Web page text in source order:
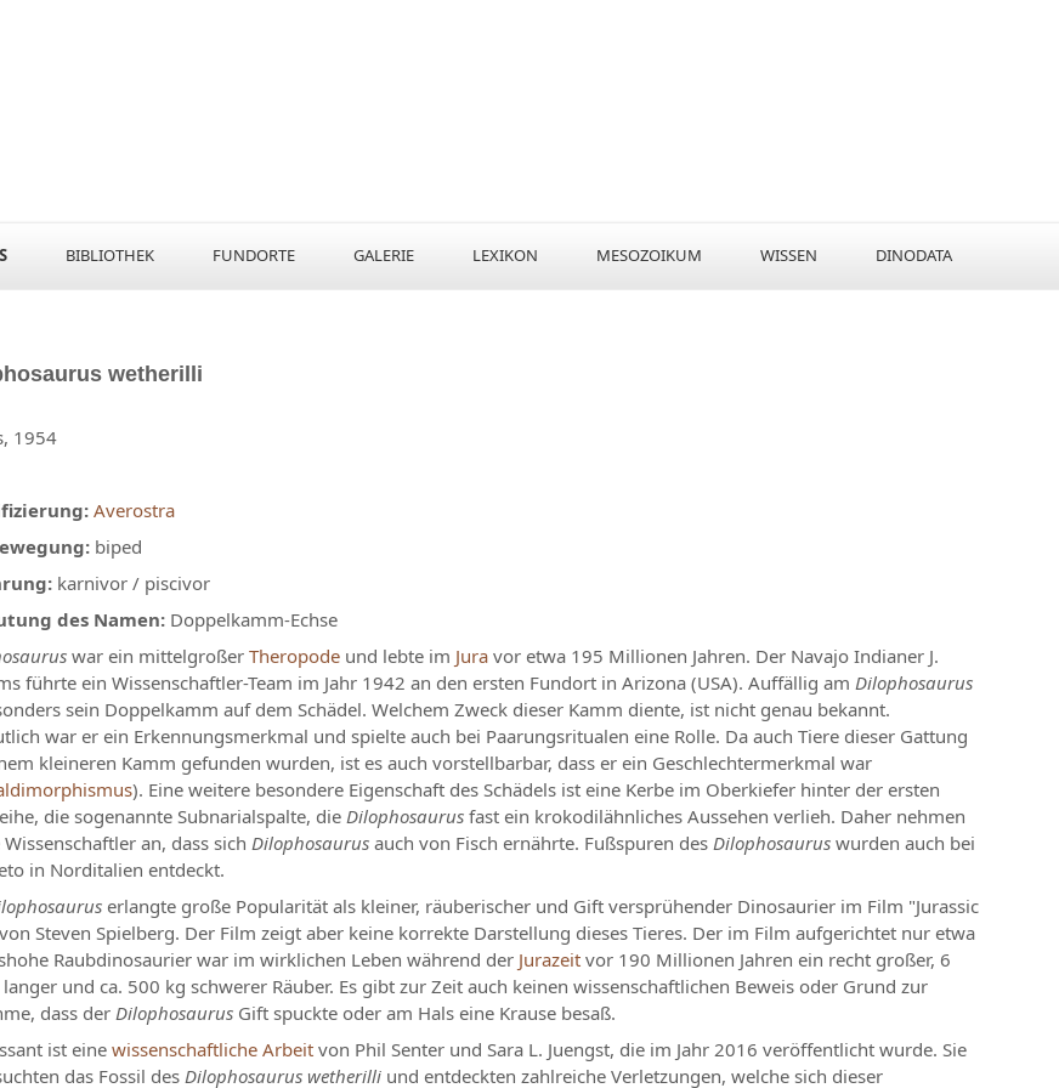
BIBLIOTHEK FUNDORTE GALERIE LEXIKON MESOZOIKUM WISSEN DINODATA
wetherilli
1954
Averostra
biped
karnivor / piscivor
des Namen: Doppelkamm-Echse
war ein mittelgroßer Theropode und lebte im Jura vor etwa 195 Millionen Jahren. Der Navajo Indianer J.
führte ein Wissenschaftler-Team im Jahr 1942 an den ersten Fundort in Arizona (USA). Auffällig am Dilophosaurus
sein Doppelkamm auf dem Schädel. Welchem Zweck dieser Kamm diente, ist nicht genau bekannt.
war er ein Erkennungsmerkmal und spielte auch bei Paarungsritualen eine Rolle. Da auch Tiere dieser Gattung
kleineren Kamm gefunden wurden, ist es auch vorstellbarbar, dass er ein Geschlechtermerkmal war
). Eine weitere besondere Eigenschaft des Schädels ist eine Kerbe im Oberkiefer hinter der ersten
die sogenannte Subnarialspalte, die Dilophosaurus fast ein krokodilähnliches Aussehen verlieh. Daher nehmen
an, dass sich Dilophosaurus auch von Fisch ernährte. Fußspuren des Dilophosaurus wurden auch bei
in Norditalien entdeckt.
erlangte große Popularität als kleiner, räuberischer und Gift versprühender Dinosaurier im Film "Jurassic
Steven Spielberg. Der Film zeigt aber keine korrekte Darstellung dieses Tieres. Der im Film aufgerichtet nur etwa
Raubdinosaurier war im wirklichen Leben während der Jurazeit vor 190 Millionen Jahren ein recht großer, 6
und ca. 500 kg schwerer Räuber. Es gibt zur Zeit auch keinen wissenschaftlichen Beweis oder Grund zur
dass der Dilophosaurus Gift spuckte oder am Hals eine Krause besaß.
ist eine wissenschaftliche Arbeit von Phil Senter und Sara L. Juengst, die im Jahr 2016 veröffentlicht wurde. Sie
das Fossil desDilophosaurus wetherilli und entdeckten zahlreiche Verletzungen, welche sich dieser